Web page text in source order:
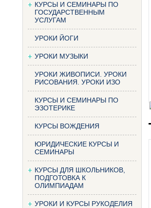
КУРСЫ И СЕМИНАРЫ ПО
ГОСУДАРСТВЕННЫМ
УСЛУГАМ
УРОКИ ЙОГИ
УРОКИ МУЗЫКИ
УРОКИ ЖИВОПИСИ. УРОКИ
РИСОВАНИЯ. УРОКИ ИЗО
КУРСЫ И СЕМИНАРЫ ПО
ЭЗОТЕРИКЕ
КУРСЫ ВОЖДЕНИЯ
ЮРИДИЧЕСКИЕ КУРСЫ И
СЕМИНАРЫ
КУРСЫ ДЛЯ ШКОЛЬНИКОВ,
ПОДГОТОВКА К
ОЛИМПИАДАМ
УРОКИ И КУРСЫ РУКОДЕЛИЯ